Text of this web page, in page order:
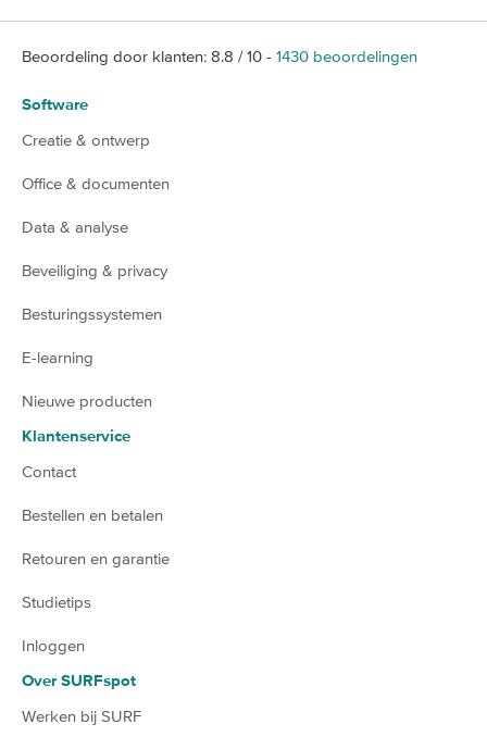
Beoordeling door klanten: 8.8 /10 - 1430 beoordelingen
Software
Creatie & ontwerp
Office & documenten
Data & analyse
Beveiliging & privacy
Besturingssystemen
E-learning
Nieuwe producten
Klantenservice
Contact
Bestellen en betalen
Retouren en garantie
Studietips
Inloggen
Over SURFspot
Werken bij SURF